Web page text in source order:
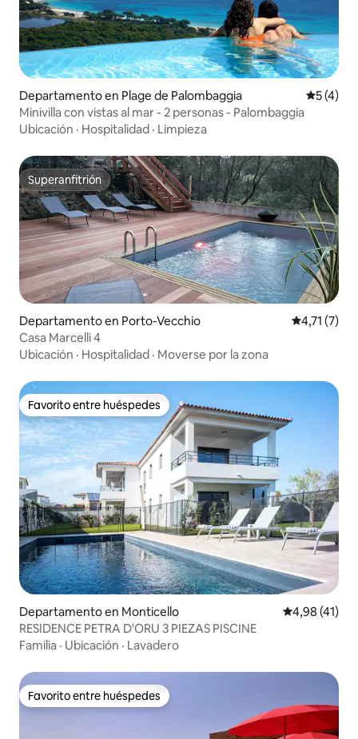
Departamento en Plage de Palombaggia
5 (4)
Minivilla con vistas al mar - 2 personas - Palombaggia
Ubicación · Hospitalidad · Limpieza
Superanfitrión
Superanfitrión
Departamento en Porto-Vecchio Calificación
4,71 (7)
Casa Marcelli 4
Ubicación · Hospitalidad · Moverse por la zona
Favorito entre huéspedes
Favorito entre huéspedes
Departamento en Monticello Calificación
4,98 (41)
RESIDENCE PETRA D'ORU 3 PIEZAS PISCINE
Familia · Ubicación · Lavadero
Favorito entre huéspedes
Favorito entre huéspedes